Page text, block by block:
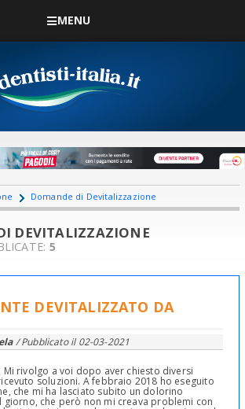
MENU
Domande di Devitalizzazione
DEVITALIZZAZIONE
5
DEVITALIZZATO DA
/ Pubblicato il 02-03-2021
rivolgo a voi dopo aver chiesto diversi
soluzioni. A febbraio 2018 ho eseguito
che mi ha lasciato subito un dolorino
giorno, che però non mi creava problemi con